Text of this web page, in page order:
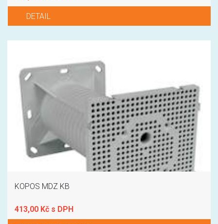
DETAIL
KOPOS MDZ KB
413,00 Kč s DPH